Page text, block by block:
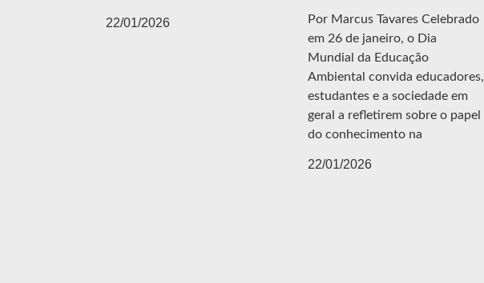
22/01/2026
Por Marcus Tavares Celebrado
em 26 de janeiro, o Dia
Mundial da Educação
Ambiental convida educadores,
estudantes e a sociedade em
geral a refletirem sobre o papel
do conhecimento na
22/01/2026